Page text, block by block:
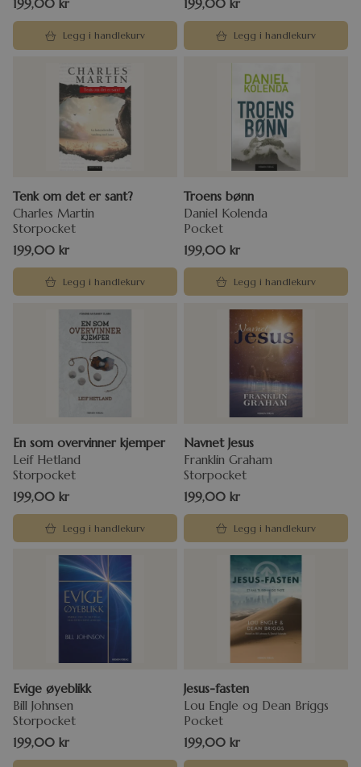
199,00 kr
Legg i handlekurv
199,00 kr
Legg i handlekurv
Tenk om det er sant?
Charles Martin
Storpocket
199,00 kr
Legg i handlekurv
Troens bønn
Daniel Kolenda
Pocket
199,00 kr
Legg i handlekurv
En som overvinner kjemper
Leif Hetland
Storpocket
199,00 kr
Legg i handlekurv
Navnet Jesus
Franklin Graham
Storpocket
199,00 kr
Legg i handlekurv
Evige øyeblikk
Bill Johnsen
Storpocket
199,00 kr
Jesus-fasten
Lou Engle og Dean Briggs
Pocket
199,00 kr